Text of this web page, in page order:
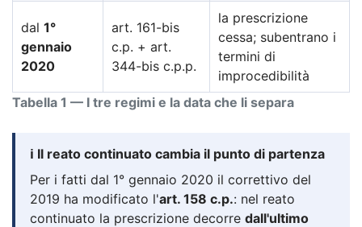
Tabella 1 — I tre regimi e la data che li separa
dal 1°
gennaio
2020
art. 161-bis
c.p. + art.
344-bis c.p.p.
la prescrizione
cessa; subentrano i
termini di
improcedibilità
ℹ️ Il reato continuato cambia il punto di partenza
Per i fatti dal 1° gennaio 2020 il correttivo del
2019 ha modificato l'art. 158 c.p.: nel reato
continuato la prescrizione decorre dall'ultimo